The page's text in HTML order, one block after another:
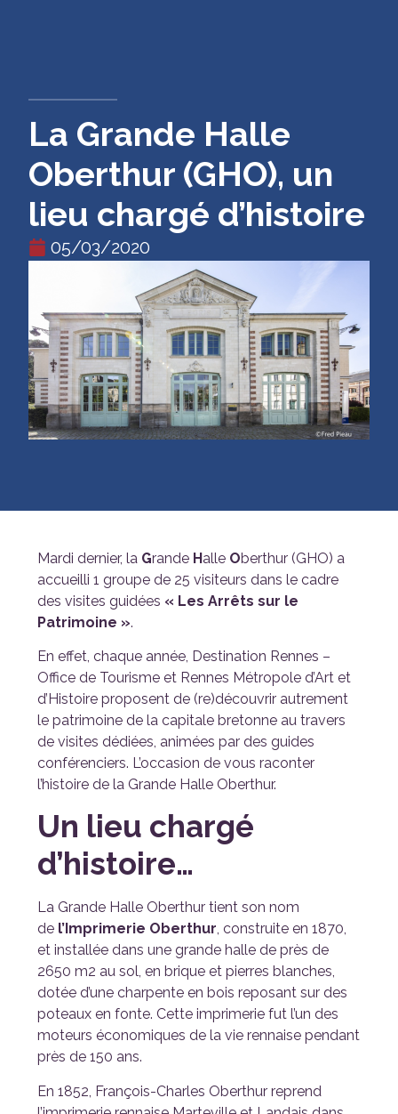
La Grande Halle
Oberthur (GHO), un
lieu chargé d’histoire
05/03/2020
Mardi dernier, la Grande Halle Oberthur (GHO) a
accueilli 1 groupe de 25 visiteurs dans le cadre
des visites guidées « Les Arrêts sur le
Patrimoine ».
En effet, chaque année, Destination Rennes –
Office de Tourisme et Rennes Métropole d’Art et
d’Histoire proposent de (re)découvrir autrement
le patrimoine de la capitale bretonne au travers
de visites dédiées, animées par des guides
conférenciers. L’occasion de vous raconter
l’histoire de la Grande Halle Oberthur.
Un lieu chargé
d’histoire…
La Grande Halle Oberthur tient son nom
de l’Imprimerie Oberthur, construite en 1870,
et installée dans une grande halle de près de
2650 m2 au sol, en brique et pierres blanches,
dotée d’une charpente en bois reposant sur des
poteaux en fonte. Cette imprimerie fut l’un des
moteurs économiques de la vie rennaise pendant
près de 150 ans.
En 1852, François-Charles Oberthur reprend